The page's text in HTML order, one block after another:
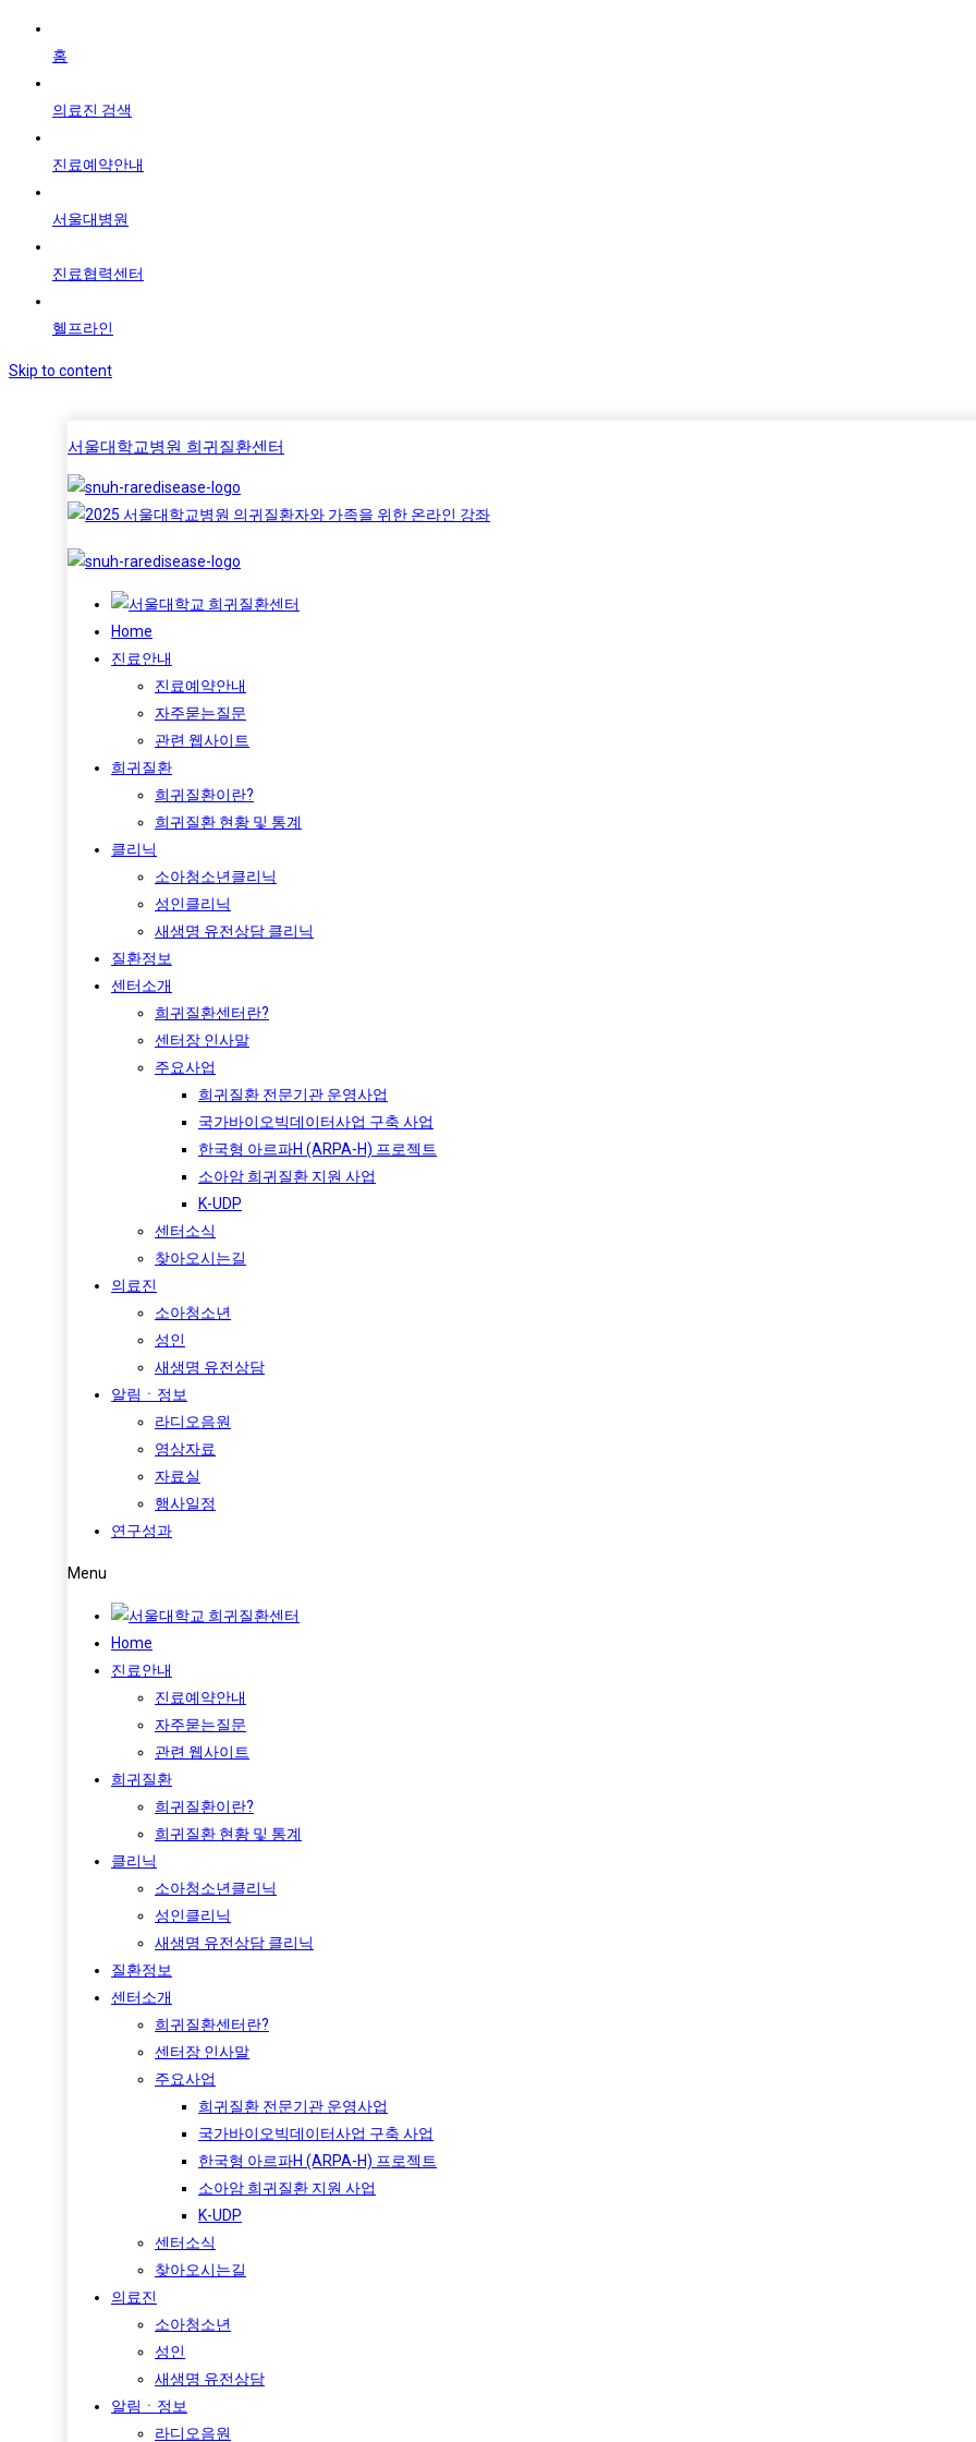
홈
의료진 검색
진료예약안내
서울대병원
진료협력센터
헬프라인
Skip to content
서울대학교병원 희귀질환센터
Home
진료안내
진료예약안내
자주묻는질문
관련 웹사이트
희귀질환
희귀질환이란?
희귀질환 현황 및 통계
클리닉
소아청소년클리닉
성인클리닉
새생명 유전상담 클리닉
질환정보
센터소개
희귀질환센터란?
센터장 인사말
주요사업
희귀질환 전문기관 운영사업
국가바이오빅데이터사업 구축 사업
한국형 아르파H (ARPA-H) 프로젝트​
소아암 희귀질환 지원 사업
K-UDP
센터소식
찾아오시는길
의료진
소아청소년
성인
새생명 유전상담
알림ㆍ정보
라디오음원
영상자료
자료실
행사일정
연구성과
Menu
Home
진료안내
진료예약안내
자주묻는질문
관련 웹사이트
희귀질환
희귀질환이란?
희귀질환 현황 및 통계
클리닉
소아청소년클리닉
성인클리닉
새생명 유전상담 클리닉
질환정보
센터소개
희귀질환센터란?
센터장 인사말
주요사업
희귀질환 전문기관 운영사업
국가바이오빅데이터사업 구축 사업
한국형 아르파H (ARPA-H) 프로젝트​
소아암 희귀질환 지원 사업
K-UDP
센터소식
찾아오시는길
의료진
소아청소년
성인
새생명 유전상담
알림ㆍ정보
라디오음원